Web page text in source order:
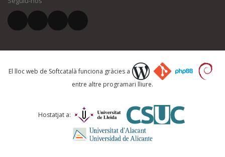
El vostre correu electrònic *
Què proposeu?
Comentari *
El lloc web de Softcatalà funciona gràcies a
entre altre programari lliure.
Hostatjat a: